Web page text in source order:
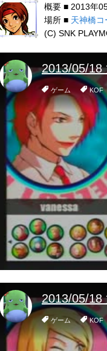
概要 ■ 2013年
場所 ■ 天神橋コ
(C) SNK